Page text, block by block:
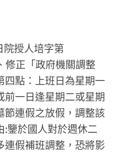
院授人培字第
修正「政府機關調整
四點：上班日為星期一
前一日逢星期二或星期
節連假之放假，調整該
:鑒於國人對於週休二
連假補班調整，恐將影